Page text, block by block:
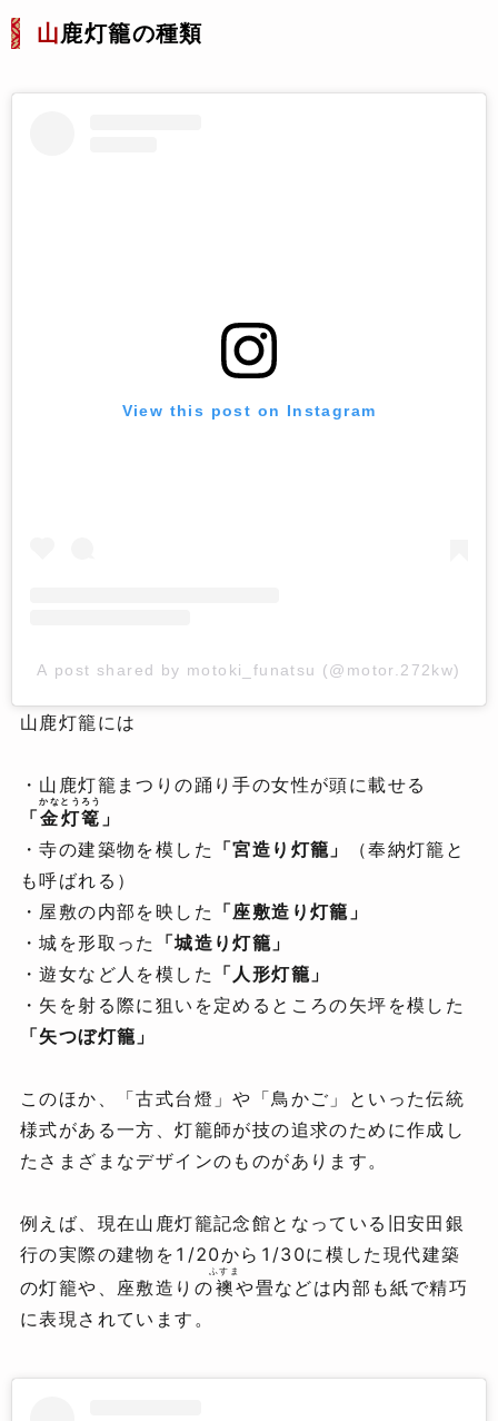
山鹿灯籠の種類
View this post on Instagram
A post shared by motoki_funatsu (@motor.272kw)
山鹿灯籠には
・山鹿灯籠まつりの踊り手の女性が頭に載せる
「金灯篭
かなとうろう
」
・寺の建築物を模した 「宮造り灯籠」
（奉納灯籠と
も呼ばれる）
・屋敷の内部を映した 「座敷造り灯籠」
・城を形取った
「城造り灯籠」
・遊女など人を模した 「人形灯籠」
・矢を射る際に狙いを定めるところの矢坪を模した
「矢つぼ灯籠」
このほか、「古式台燈」や「鳥かご」といった伝統
様式がある一方、灯籠師が技の追求のために作成し
たさまざまなデザインのものがあります。
例えば、現在山鹿灯籠記念館となっている旧安田銀
行の実際の建物を1/20から1/30に模した現代建築
の灯籠や、座敷造りの襖
ふすま
や畳などは内部も紙で精巧
に表現されています。